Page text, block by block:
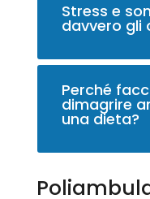
Stress e
davvero gli
Perché
dimagrire
una dieta?